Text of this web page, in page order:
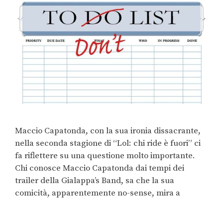
Maccio Capatonda, con la sua ironia dissacrante,
nella seconda stagione di “Lol: chi ride è fuori” ci
fa riflettere su una questione molto importante.
Chi conosce Maccio Capatonda dai tempi dei
trailer della Gialappa’s Band, sa che la sua
comicità, apparentemente no-sense, mira a